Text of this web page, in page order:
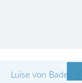
Suchbegriffe
Luise von Baden